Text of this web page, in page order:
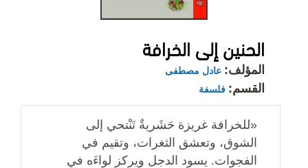
الحنين إلى الخرافة
المؤلف: عادل مصطفى
القسم: فلسفة
«للخرافة غريزة حَشَريةٌ تَنْتحي إلى
الشوق، وتعشق الثغرات، وتقيم في
الفجوات. يسود الدجل ويركز لواءَه في